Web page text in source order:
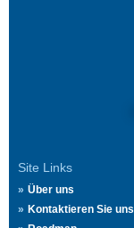
Site Links
Über uns
Kontaktieren Sie uns